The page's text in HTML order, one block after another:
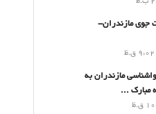
جوی مازندران-
مازندران به
مبارك ...